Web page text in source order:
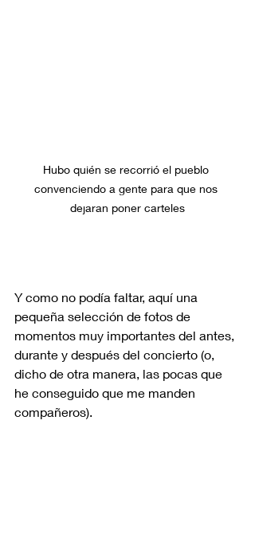
Hubo quién se recorrió el pueblo
convenciendo a gente para que nos
dejaran poner carteles
Y como no podía faltar, aquí una
pequeña selección de fotos de
momentos muy importantes del antes,
durante y después del concierto (o,
dicho de otra manera, las pocas que
he conseguido que me manden
compañeros).